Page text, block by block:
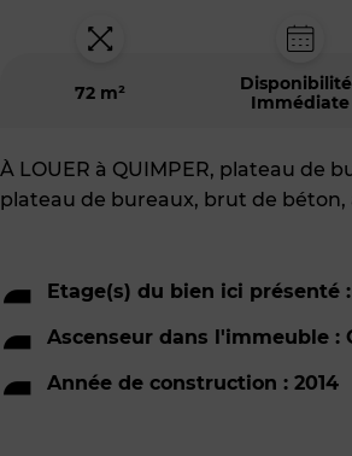
72 m²
Immédiate
À LOUER à QUIMPER, plateau de
plateau de bureaux, brut de béton,
Etage(s) du bien ici présenté
Ascenseur dans l'immeuble :
Année de construction : 2014